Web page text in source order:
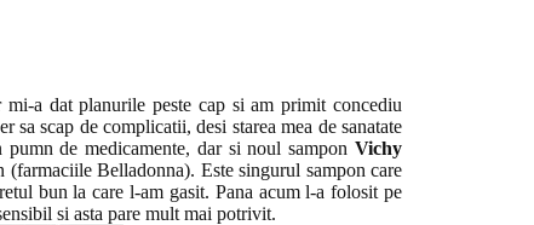
a dat planurile peste cap si am primit concediu
scap de complicatii, desi starea mea de sanatate
de medicamente, dar si noul sampon Vichy
Belladonna). Este singurul sampon care
bun la care l-am gasit. Pana acum l-a folosit pe
si asta pare mult mai potrivit.